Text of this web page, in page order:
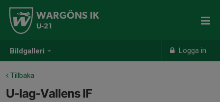
Bildgalleri Logga in
WARGÖNS IK
U-21
Tillbaka
U-lag-Vallens IF